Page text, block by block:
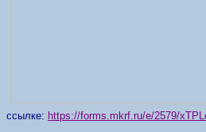
ссылке: https://forms.mkrf.ru/e/2579/